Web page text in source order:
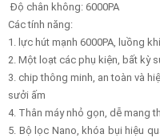
Độ chân không: 6000PA
Các tính năng:
1. lực hút mạnh 6000PA, luồng
2. Một loạt các phụ kiện, bất kỳ
3. chip thông minh, an toàn và
sưởi ấm
4. Thân máy nhỏ gọn, dễ mang
5. Bộ lọc Nano, khóa bụi hiệu